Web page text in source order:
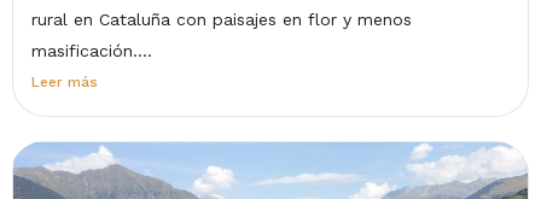
rural en Cataluña con paisajes en flor y menos
masificación....
Leer más